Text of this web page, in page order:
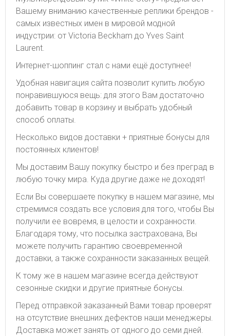
Вашему вниманию качественные реплики брендов -
самых известных имен в мировой модной
индустрии: от Victoria Beckham до Yves Saint
Laurent.
Интернет-шоппинг стал с нами ещё доступнее!
Удобная навигация сайта позволит купить любую
понравившуюся вещь: для этого Вам достаточно
добавить товар в корзину и выбрать удобный
способ оплаты.
Несколько видов доставки + приятные бонусы для
постоянных клиентов!
Мы доставим Вашу покупку быстро и без преград в
любую точку мира. Куда другие даже не доходят!
Если Вы совершаете покупку в нашем магазине, мы
стремимся создать все условия для того, чтобы Вы
получили ее вовремя, в целости и сохранности.
Благодаря тому, что посылка застрахована, Вы
можете получить гарантию своевременной
доставки, а также сохранности заказанных вещей.
К тому же в нашем магазине всегда действуют
сезонные скидки и другие приятные бонусы.
Перед отправкой заказанный Вами товар проверят
на отсутствие внешних дефектов наши менеджеры.
Доставка может занять от одного до семи дней.